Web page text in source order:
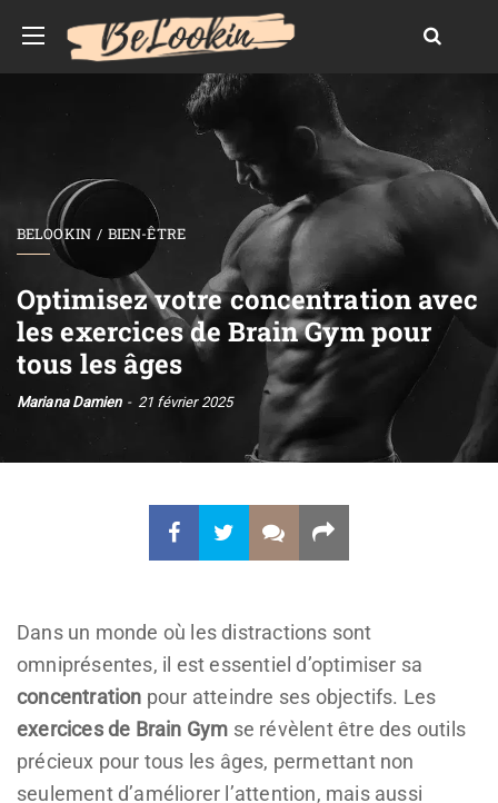
BELOOKIN BIEN-ÊTRE
Optimisez votre concentration avec
les exercices de Brain Gym pour
tous les âges
Mariana Damien 21 février 2025
Dans un monde où les distractions sont
omniprésentes, il est essentiel d’optimiser sa
concentration pour atteindre ses objectifs. Les
exercices de Brain Gym se révèlent être des outils
précieux pour tous les âges, permettant non
seulement d’améliorer l’attention, mais aussi